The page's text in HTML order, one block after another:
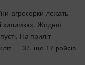
агресорки лежать
килимках. Жодної
На приліт
— 37, ще 17 рейсів